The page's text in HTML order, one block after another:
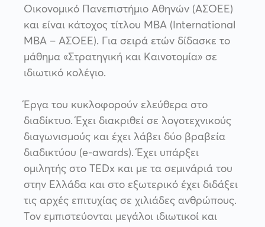
Οικονομικό Πανεπιστήμιο Αθηνών (ΑΣΟΕΕ)
και είναι κάτοχος τίτλου MBA (International
MBA – ΑΣΟΕΕ). Για σειρά ετών δίδασκε το
μάθημα «Στρατηγική και Καινοτομία» σε
ιδιωτικό κολέγιο.
Έργα του κυκλοφορούν ελεύθερα στο
διαδίκτυο. Έχει διακριθεί σε λογοτεχνικούς
διαγωνισμούς και έχει λάβει δύο βραβεία
διαδικτύου (e-awards). Έχει υπάρξει
ομιλητής στο TEDx και με τα σεμινάριά του
στην Ελλάδα και στο εξωτερικό έχει διδάξει
τις αρχές επιτυχίας σε χιλιάδες ανθρώπους.
Τον εμπιστεύονται μεγάλοι ιδιωτικοί και